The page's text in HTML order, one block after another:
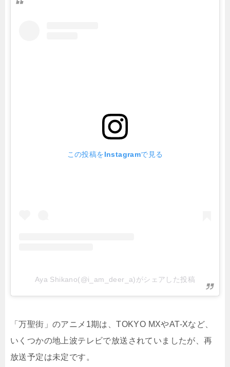
この投稿をInstagramで見る
Aya Shikano(@i_am_deer_a)がシェアした投稿
「万聖街」のアニメ1期は、TOKYO MXやAT-Xなど、
いくつかの地上波テレビで放送されていましたが、再
放送予定は未定です。